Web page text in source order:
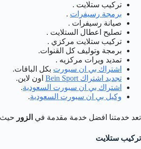
تركيب ستلايت .
برمجة رسيفرات .
صيانة رسيفرات .
تصليح اعطال الستلايت .
تركيب ستلايت مركزي .
برمجة وتوليف كل القنوات.
تمديد ويرات مركزيه .
اشتراك بي ان سبورت بكل الباقات.
تجديد اشتراك Bein Sport
اون لاين.
اشتراك بي ان سبورت السعودية.
وكيل بي ان سبورت السعودية.
تعد خدمتنا افضل خدمة مقدمة في الزور حيث
تركيب ستلايت